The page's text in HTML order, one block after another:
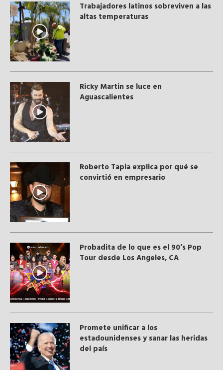
Trabajadores latinos sobreviven a las
altas temperaturas
Ricky Martin se luce en
Aguascalientes
Roberto Tapia explica por qué se
convirtió en empresario
Probadita de lo que es el 90’s Pop
Tour desde Los Angeles, CA
Promete unificar a los
estadounidenses y sanar las heridas
del país